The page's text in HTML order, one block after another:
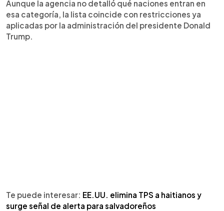
Aunque la agencia no detalló qué naciones entran en
esa categoría, la lista coincide con restricciones ya
aplicadas por la administración del presidente Donald
Trump.
Te puede interesar: EE.UU. elimina TPS a haitianos y
surge señal de alerta para salvadoreños